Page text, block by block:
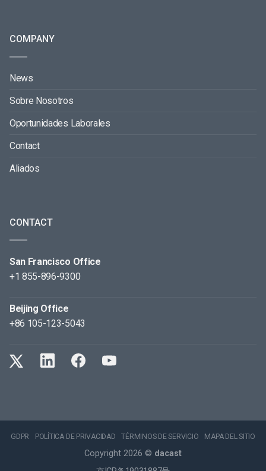
COMPANY
News
Sobre Nosotros
Oportunidades Laborales
Contact
Aliados
CONTACT
San Francisco Office
+1 855-896-9300
Beijing Office
+86 105-123-5043
GDPR POLÍTICA DE PRIVACIDAD TÉRMINOS DE SERVICIO MAPA DEL SITIO
Copyright 2026 © dacast